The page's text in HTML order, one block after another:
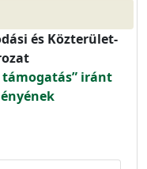
és Közterület-
iránt